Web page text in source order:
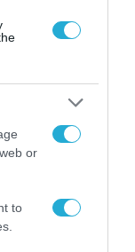
or
to
ΠΣ
στο